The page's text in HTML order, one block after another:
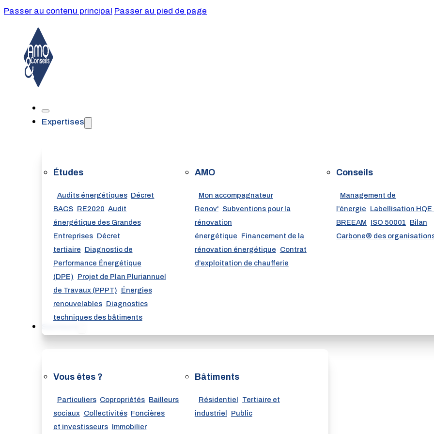
Passer au contenu principal Passer au pied de page
Expertises
Études
Audits énergétiques Décret
BACS RE2020 Audit
énergétique des Grandes
Entreprises Décret
tertiaire Diagnostic de
Performance Énergétique
(DPE) Projet de Plan Pluriannuel
de Travaux (PPPT) Énergies
renouvelables Diagnostics
techniques des bâtiments
AMO
Mon accompagnateur
Renov' Subventions pour la
rénovation
énergétique Financement de la
rénovation énergétique Contrat
d’exploitation de chaufferie
Conseils
Management de
l’énergie Labellisation
BREEAM ISO 50001 Bilan
Carbone® des
Vous êtes ?
Particuliers Copropriétés Bailleurs
sociaux Collectivités Foncières
et investisseurs Immobilier
Bâtiments
Résidentiel Tertiaire et
industriel Public